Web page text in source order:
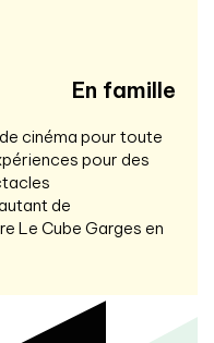
En famille
cinéma pour toute
pour des
de
Le Cube Garges en